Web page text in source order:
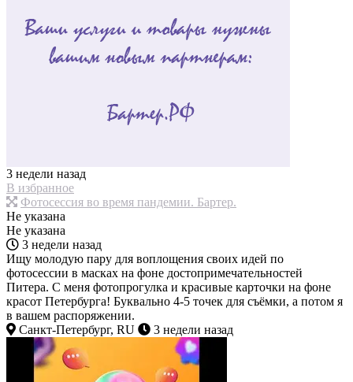
3 недели назад
В избранное
Фотосессия во время пандемии. Бартер.
Не указана
Не указана
3 недели назад
Ищу молодую пару для воплощения своих идей по
фотосессии в масках на фоне достопримечательностей
Питера. С меня фотопрогулка и красивые карточки на фоне
красот Петербурга! Буквально 4-5 точек для съёмки, а потом я
в вашем распоряжении.
Санкт-Петербург, RU
3 недели назад